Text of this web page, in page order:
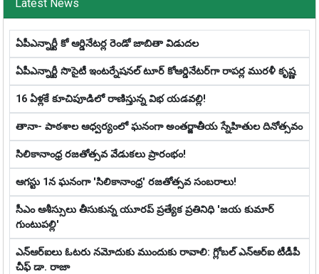
Latest News
ఏపీఎన్నార్టీ కో ఆర్డినేటర్ల రెండో జాబితా విడుదల
ఏపీఎన్నార్టీ సొసైటీ ఇంటర్నేషనల్ టూర్ కోఆర్డినేటర్‌గా రాపర్ల మురళీ కృష్ణ
16 ఏళ్లకే కూచిపూడిలో రాణిస్తున్న విభ యడవల్లి!
తానా- పాఠశాల ఆధ్వర్యంలో ఘనంగా అంతర్జాతీయ స్నేహితుల దినోత్సవం
సిలికానాంధ్ర రజతోత్సవ వేడుకలు ప్రారంభం!
ఆగస్టు 1న ఘనంగా 'సిలికానాంధ్ర' రజతోత్సవ సంబరాలు!
సీఎం ఆశీస్సులు తీసుకున్న యూరప్ ప్రత్యేక ప్రతినిధి 'జయ కుమార్
గుంటుపల్లి'
ఎన్ఆర్ఐలు ఓటరు నమోదుకు ముందుకు రావాలి: గ్లోబల్ ఎన్ఆర్ఐ టీడీపీ
చీఫ్ డా. రాజా